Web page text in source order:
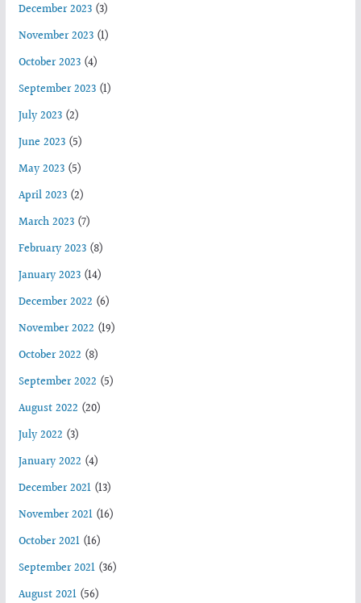
December 2023(3)
November 2023(1)
October 2023(4)
September 2023(1)
July 2023(2)
June 2023(5)
May 2023(5)
April 2023(2)
March 2023(7)
February 2023(8)
January 2023(14)
December 2022 (6)
November 2022 (19)
October 2022 (8)
September 2022 (5)
August 2022 (20)
July 2022 (3)
January 2022 (4)
December 2021(13)
November 2021(16)
October 2021(16)
September 2021(36)
August 2021(56)